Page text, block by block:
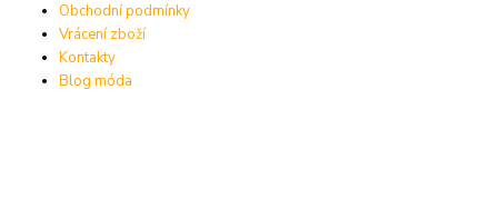
Obchodní podmínky
Vrácení zboží
Kontakty
Blog móda